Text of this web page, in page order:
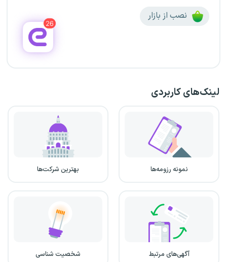
نصب از بازار
لینک‌های کاربردی
نمونه رزومه‌ها بهترین شرکت‌ها
آگهی‌های مرتبط شخصیت شناسی